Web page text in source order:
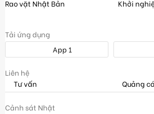
Rao vặt Nhật Bản
Khởi
Tải ứng dụng
App 1
Liên hệ
Tư vấn
Quảng
Cảnh sát Nhật